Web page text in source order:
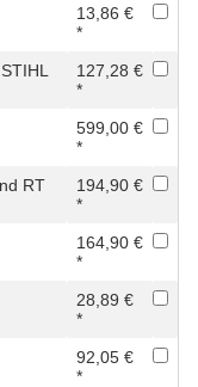
13,86 €
*
127,28 €
*
599,00 €
*
RT
194,90 €
*
164,90 €
*
28,89 €
*
92,05 €
*